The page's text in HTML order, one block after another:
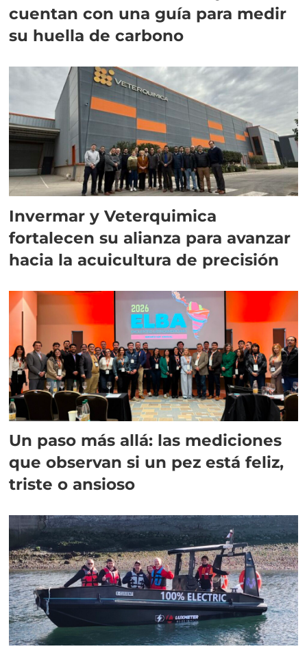
cuentan con una guía para medir
su huella de carbono
Invermar y Veterquimica
fortalecen su alianza para avanzar
hacia la acuicultura de precisión
Un paso más allá: las mediciones
que observan si un pez está feliz,
triste o ansioso